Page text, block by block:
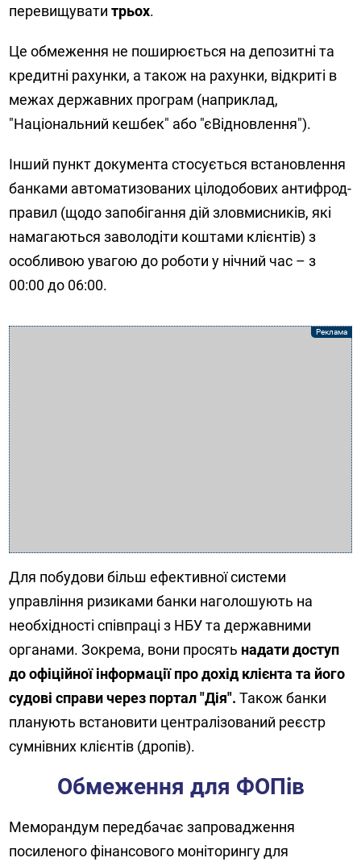
перевищуватитрьох.
Це обмеження не поширюється на депозитні та
кредитні рахунки, а також на рахунки, відкриті в
межах державних програм (наприклад,
"Національний кешбек" або "єВідновлення").
Інший пункт документа стосується встановлення
банками автоматизованих цілодобових антифрод-
правил (щодо запобігання дій зловмисників, які
намагаються заволодіти коштами клієнтів) з
особливою увагою до роботи у нічний час – з
00:00 до 06:00.
Для побудови більш ефективної системи
управління ризиками банки наголошують на
необхідності співпраці з НБУ та державними
органами. Зокрема, вони просять надати доступ
до офіційної інформації про дохід клієнта та його
судові справи через портал "Дія". Також банки
планують встановити централізований реєстр
сумнівних клієнтів (дропів).
Обмеження для ФОПів
Меморандум передбачає запровадження
посиленого фінансового моніторингу для